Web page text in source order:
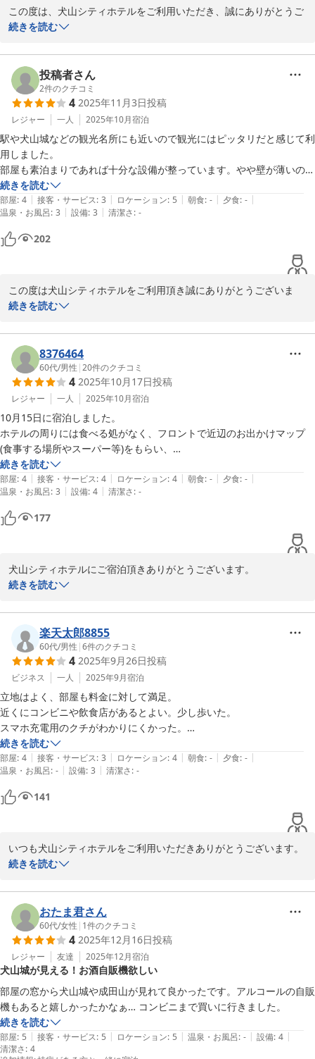
フロント　山内
犬山シティホテル
2025-11-23
この度は、犬山シティホテルをご利用いただき、誠にありがとうご
ざいました。
適にお過ごしいただけたようでスタッフ一同、大変嬉しく思ってお
ります。
ご指摘の通り、設備が古い箇所もあり、ご不便をおかけしてしまい
申し訳ございません。空調は館内での一括の設定となっており、お
客様自身で冷房、暖房の切り替えができません。すぐに改善という
わけにはいきませんが、快適にゆっくりとおくつろぎ頂けます様、
順次、交換、改修を行っていく所存でございます。
今後もお客様のお声を真摯に受け止め、サービスの向上と清潔なお
部屋の提供に努めて参ります。この度は、ご宿泊ならびにご投稿い
ただきありがとうございました。またのご利用を心よりお待ち致し
ております。
犬山シティホテル
続きを読む
投稿者さん
2件のクチコミ
4 2025年11月3日投稿
レジャー 一人 2025年10月宿泊
駅や犬山城などの観光名所にも近いので観光にはピッタリだと感じて利
用しました。
部屋も素泊まりであれば十分な設備が整っています。やや壁が薄いのか
隣の部屋の人の咳が壁越しに聞こえてきたので、声やTV・動画視聴な
どのボリュームには気を付けた方がいいかと思います。
続きを読む
部屋: 4 | 接客・サービス: 3 | ロケーション: 5 | 朝食: - | 夕食: - |
温泉・お風呂: 3 | 設備: 3 | 清潔さ: -
202
この度は犬山シティホテルをご利用頂き誠にありがとうございま
す。
あれば十分な設備が整っています。」という温かいお言葉を頂戴し
ました事を厚く御礼申し上げます。
文面より、当ホテルで快適に過ごされたご様子でスタッフ一同、嬉
しく存じます。
感じて頂けましたように、当ホテルは名鉄犬山駅から徒歩4〜5分、
犬山城までは徒歩15分程と非常に便利な立地にございます。
しかし、壁などの施設全体の老朽化も目立って来ているのが現状で
ございます。設備面をしっかりと把握を行い、今後のリニュ－アル
に繋げていく所存でございます。
是非また犬山へお越しの際は当ホテルをご利用ください。スタッフ
一同心よりお待ち申し上げております。
フロント　山内
2025-11-03
続きを読む
8376464
60代/男性 |20件のクチコミ
4 2025年10月17日投稿
レジャー 一人 2025年10月宿泊
10月15日に宿泊しました。
ホテルの周りには食べる処がなく、フロントで近辺のお出かけマップ
(食事する場所やスーパー等)をもらい、
大変助かりました。
チェックアウト後に、国宝　犬山城が　徒歩約10〜15分位なので、荷
物を預かってもらえて良かったです。
続きを読む
部屋: 4 | 接客・サービス: 4 | ロケーション: 4 | 朝食: - | 夕食: - |
温泉・お風呂: 3 | 設備: 4 | 清潔さ: -
177
犬山シティホテルにご宿泊頂きありがとうございます。
が現状でございます。国宝犬山城へも徒歩圏内ですので、今後も多
くの観光のお客様にご利用頂けるよう、設備面をしっかりと把握を
行い、今後のリニュ－アルに繋げていく所存でございます。
末尾となりますが、秋中盤に差し掛かり、寒暖の差が激しい日々が
続いておりますが、お身体にはご自愛下さいませ。
犬山シティホテル
フロント　出口
2025-10-17
続きを読む
楽天太郎8855
60代/男性 |6件のクチコミ
4 2025年9月26日投稿
ビジネス 一人 2025年9月宿泊
立地はよく、部屋も料金に対して満足。
近くにコンビニや飲食店があるとよい。少し歩いた。
スマホ充電用のクチがわかりにくかった。
部屋に冷蔵庫があったのはうれしいが、庫内の奥にスイッチがあること
に気がつかなかった。
続きを読む
部屋: 4 | 接客・サービス: 3 | ロケーション: 4 | 朝食: - | 夕食: - |
温泉・お風呂: - | 設備: 3 | 清潔さ: -
141
いつも犬山シティホテルをご利用いただきありがとうございます。
当ホテルは名鉄犬山駅から徒歩4〜5分、犬山城までは徒歩15分程と
また、ホテル北側のお部屋からは犬山城や美濃の山々を一望するこ
とができ、夜にはライトアップされた犬山城もお楽しみいただけま
す。
コンセント場所、冷蔵庫の奥に強弱のスイッチが分かりづらくて大
変申し訳ございませんでした。貴重なご意見ありがとうございま
す。
また犬山へお越しの際は是非、当ホテルをご利用下さいませ。スタ
ッフ一同、心よりお待ち致しております。ご宿泊、ご投稿ありがと
うございました。
犬山シティホテル
続きを読む
おたま君さん
60代/女性 | 1件のクチコミ
4 2025年12月16日投稿
レジャー 友達 2025年12月宿泊
犬山城が見える！お酒自販機欲しい
部屋の窓から犬山城や成田山が見れて良かったです。アルコールの自販
機もあると嬉しかったかなぁ… コンビニまで買いに行きました。
続きを読む
部屋: 5 | 接客・サービス: 5 | ロケーション: 5 | 温泉・お風呂: - | 設備: 4 |
清潔さ: 4